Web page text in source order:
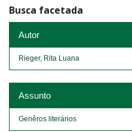
Busca facetada
Autor
Rieger, Rita Luana
Assunto
Genêros literários